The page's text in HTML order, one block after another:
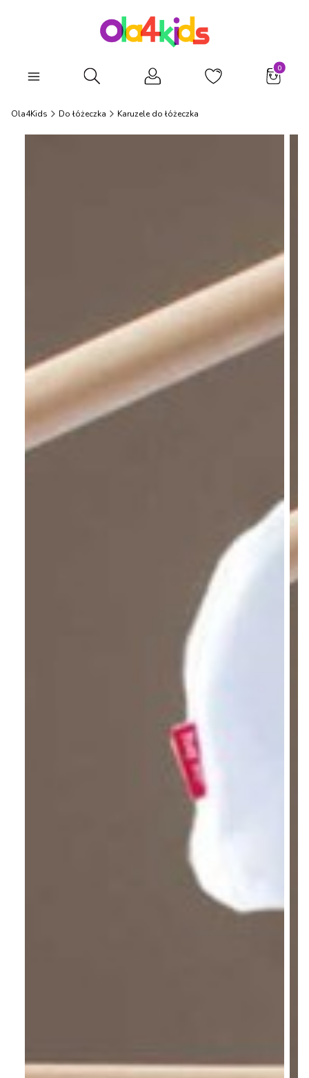
Otwórz wyszukiwarkę
Ola4Kids Do łóżeczka Karuzele do łóżeczka